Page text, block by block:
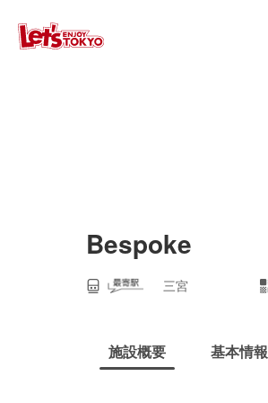
Bespoke
三宮
施設概要 基本情報